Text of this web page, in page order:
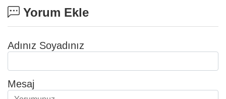
Yorum Ekle
Adınız Soyadınız
Mesaj